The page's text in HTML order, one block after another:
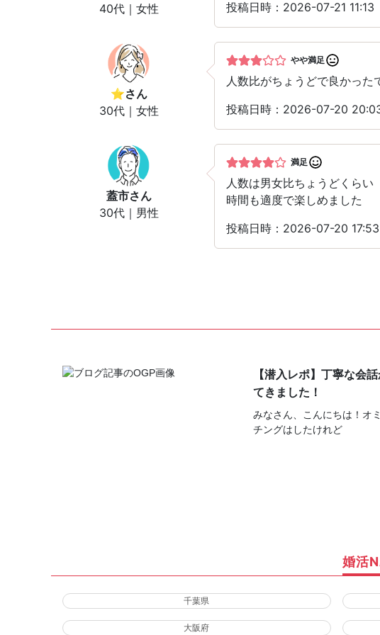
40代｜女性 投稿日時：2026-07-21 11:13
⭐︎さん
30代｜女性
やや満足
人数比がちょうどで良かっ
投稿日時：2026-07-20
蓋市さん
30代｜男性
満足
人数は男女比ちょうどくらい
時間も適度で楽しめました
投稿日時：2026-07-20 17:53
【潜入レポ】丁寧な会
てきました！
みなさん、こんにちは！オ
チングはしたけれど
婚活
千葉県
大阪府